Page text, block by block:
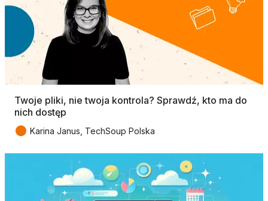
Twoje pliki, nie twoja kontrola? Sprawdź, kto ma do
nich dostęp
● Karina Janus, TechSoup Polska